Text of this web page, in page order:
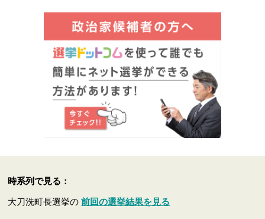
時系列で見る：
大刀洗町長選挙の前回の選挙結果を見る